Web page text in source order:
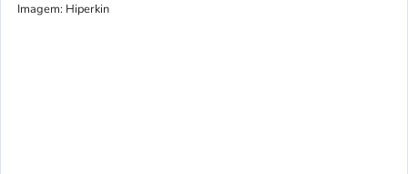
Imagem: Hiperkin